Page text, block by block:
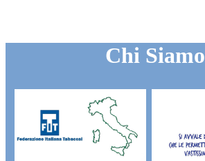
Chi Siamo